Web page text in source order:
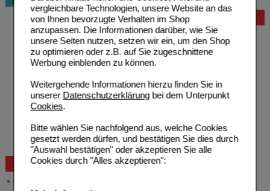
vergleichbare Technologien, unsere Website an das
von Ihnen bevorzugte Verhalten im Shop
anzupassen. Die Informationen darüber, wie Sie
unsere Seiten nutzen, setzen wir ein, um den Shop
zu optimieren oder z.B. auf Sie zugeschnittene
Werbung einblenden zu können.
Weitergehende Informationen hierzu finden Sie in
unserer Datenschutzerklärungbei dem Unterpunkt
Cookies.
Bitte wählen Sie nachfolgend aus, welche Cookies
gesetzt werden dürfen, und bestätigen Sie dies durch
"Auswahl bestätigen" oder akzeptieren Sie alle
Cookies durch "Alles akzeptieren":
Bestellung
Hilfe zur Anmeldung
Hilfe zum Bestellvorgang
Zahlungsmöglichkeiten
Rezepte einlösen
Freiumschläge downloaden
Auslandsbestellung
Problembehebung
Bestellschein
Beratung und Service